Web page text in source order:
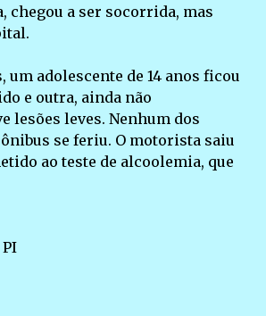
chegou a ser socorrida, mas
um adolescente de 14 anos ficou
e outra, ainda não
lesões leves. Nenhum dos
se feriu. O motorista saiu
ao teste de alcoolemia, que